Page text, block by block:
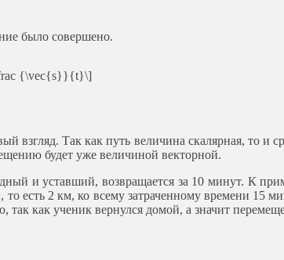
было совершено.
Так как путь величина скалярная, то и
будет уже величиной векторной.
и уставший, возвращается за 10 минут. К
есть 2 км, ко всему затраченному времени 15
как ученик вернулся домой, а значит